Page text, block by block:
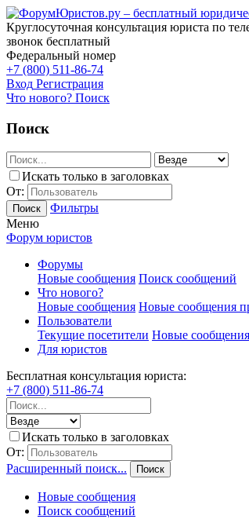
Круглосуточная консультация юриста по
звонок бесплатный
Федеральный номер
+7 (800) 511-86-74
Вход Регистрация
Что нового? Поиск
Поиск
Искать только в заголовках
От:
Поиск
Фильтры
Меню
Форум юристов
Форумы
Новые сообщения Поиск сообщений
Что нового?
Новые сообщения Новые сообщения
Пользователи
Текущие посетители Новые
Для юристов
Бесплатная консультация юриста:
+7 (800) 511-86-74
Искать только в заголовках
От:
Расширенный поиск...
Поиск
Новые сообщения
Поиск сообщений